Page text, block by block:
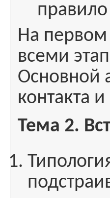
На первом
всеми
Основной
контакта
Тема 2.